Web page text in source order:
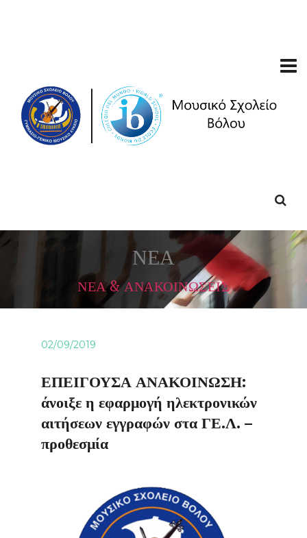
ΝΕΑ
ΝΕΑ & ΑΝΑΚΟΙΝΩΣΕΙΣ
02/09/2019
ΕΠΕΙΓΟΥΣΑ ΑΝΑΚΟΙΝΩΣΗ:
άνοιξε η εφαρμογή ηλεκτρονικών
αιτήσεων εγγραφών στα ΓΕ.Λ. –
προθεσμία